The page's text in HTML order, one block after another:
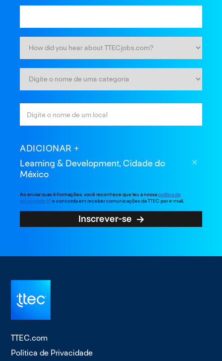
ADICIONAR
Learning & Development, Cidade do
México
Ao enviar suas informações, você reconhece que leu a nossapolítica de
privacidade
e concorda em receber comunicações da TTEC por e-mail.
Inscrever-se
TTEC.com
Política de Privacidade